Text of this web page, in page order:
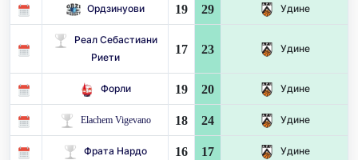
Ордзинуови 19 29 Удине
Реал Себастиани
Риети
17 23 Удине
Форли 19 20 Удине
Elachem Vigevano 18 24 Удине
Фрата Нардо 16 17 Удине